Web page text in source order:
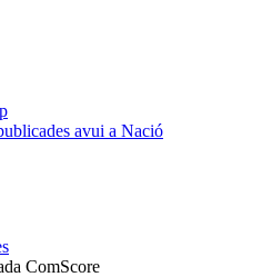
avui a Nació
ComScore